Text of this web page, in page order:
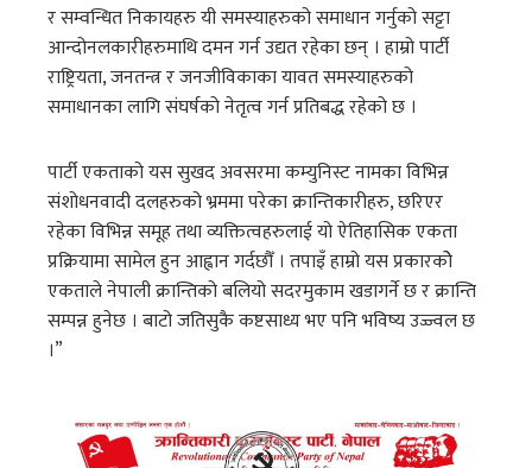
र सम्वन्धित निकायहरु यी समस्याहरुको समाधान गर्नुको सट्टा
आन्दोनलकारीहरुमाथि दमन गर्न उद्यत रहेका छन् । हाम्रो पार्टी
राष्ट्रियता, जनतन्त्र र जनजीविकाका यावत समस्याहरुको
समाधानका लागि संघर्षको नेतृत्व गर्न प्रतिबद्ध रहेको छ ।
पार्टी एकताको यस सुखद अवसरमा कम्युनिस्ट नामका विभिन्न
संशोधनवादी दलहरुको भ्रममा परेका क्रान्तिकारीहरु, छरिएर
रहेका विभिन्न समूह तथा व्यक्तित्वहरुलाई यो ऐतिहासिक एकता
प्रक्रियामा सामेल हुन आह्वान गर्दछौँ । तपाइँ हाम्रो यस प्रकारकोे
एकताले नेपाली क्रान्तिको बलियो सदरमुकाम खडागर्ने छ र क्रान्ति
सम्पन्न हुनेछ । बाटो जतिसुकै कष्टसाध्य भए पनि भविष्य उज्ज्वल छ
।”